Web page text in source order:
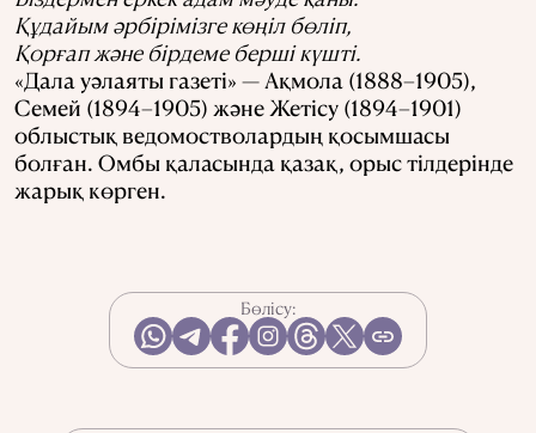
Құдайым әрбірімізге көңіл бөліп,
Қорғап және бірдеме берші күшті.
«Дала уәлаяты газеті» — Ақмола (1888–1905),
Семей (1894–1905) және Жетісу (1894–1901)
облыстық ведомостволардың қосымшасы
болған. Омбы қаласында қазақ, орыс тілдерінде
жарық көрген.
Бөлісу: